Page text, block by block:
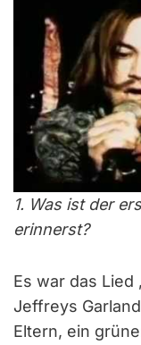
1. Was ist der
erinnerst?
Es war das Lied
Jeffreys
Eltern, ein